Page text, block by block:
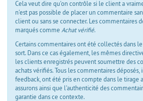
Cela veut dire qu'on contrôle si le client a
n'est pas possible de placer un commentaire
client ou sans se connecter. Les commentaires
marqués comme Achat vérifié.
Certains commentaires ont été collectés dans
sort. Dans ce cas également, les mêmes
les clients enregistrés peuvent soumettre des
achats vérifiés. Tous les commentaires
feedback, ont été pris en compte dans le tirage
assurons ainsi que l'authenticité des
garantie dans ce contexte.